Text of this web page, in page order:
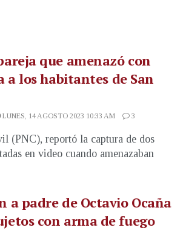
que amenazó con
a los habitantes de San
LUNES, 14 AGOSTO 2023 10:33 AM 3
(PNC), reportó la captura de dos
en video cuando amenazaban
a padre de Octavio Ocaña
con arma de fuego